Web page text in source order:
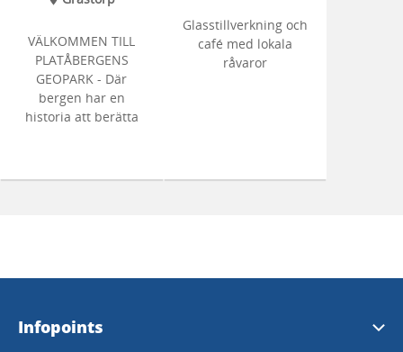
VÄLKOMMEN TILL
PLATÅBERGENS
GEOPARK - Där
bergen har en
historia att berätta
Glasstillverkning och
café med lokala
råvaror
Infopoints